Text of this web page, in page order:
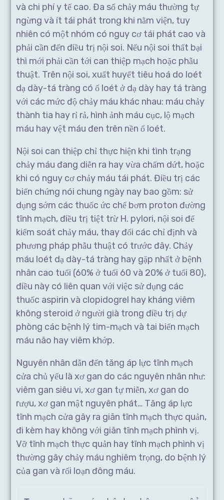
và chi phí y tế cao. Đa số chảy máu thường tự
ngừng và ít tái phát trong khi nằm viện, tuy
nhiên có một nhóm có nguy cơ tái phát cao và
phải cần đến điều trị nội soi. Nếu nội soi thất bại
thì mới phải cần tới can thiệp mạch hoặc phẫu
thuật. Trên nội soi, xuất huyết tiêu hoá do loét
dạ dày-tá tràng có ổ loét ở dạ dày hay tá tràng
với các mức độ chảy máu khác nhau: máu chảy
thành tia hay rỉ rả, hình ảnh máu cục, lộ mạch
máu hay vệt máu đen trên nền ổ loét.
Nội soi can thiệp chỉ thực hiện khi tình trạng
chảy máu đang diễn ra hay vừa chấm dứt, hoặc
khi có nguy cơ chảy máu tái phát. Điều trị các
biến chứng nói chung ngày nay bao gồm: sử
dụng sớm các thuốc ức chế bơm proton đường
tĩnh mạch, điều trị tiệt trừ H. pylori, nội soi để
kiểm soát chảy máu, thay đổi các chỉ định và
phương pháp phẫu thuật có trước đây. Chảy
máu loét dạ dày-tá tràng hay gặp nhất ở bệnh
nhân cao tuổi (60% ở tuổi 60 và 20% ở tuổi 80),
điều này có liên quan với việc sử dụng các
thuốc aspirin và clopidogrel hay kháng viêm
không steroid ở người già trong điều trị dự
phòng các bệnh lý tim-mạch và tai biến mạch
máu não hay viêm khớp.
Nguyên nhân dẫn đến tăng áp lực tĩnh mạch
cửa chủ yếu là xơ gan do các nguyên nhân như:
viêm gan siêu vi, xơ gan tự miễn, xơ gan do
rượu, xơ gan mật nguyên phát… Tăng áp lực
tĩnh mạch cửa gây ra giãn tĩnh mạch thực quản,
đi kèm hay không với giãn tĩnh mạch phình vị.
Vỡ tĩnh mạch thực quản hay tĩnh mạch phình vị
thường gây chảy máu nghiêm trọng, do bệnh lý
của gan và rối loạn đông máu.